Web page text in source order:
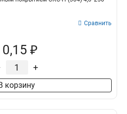
Сравнить
₽
+
корзину